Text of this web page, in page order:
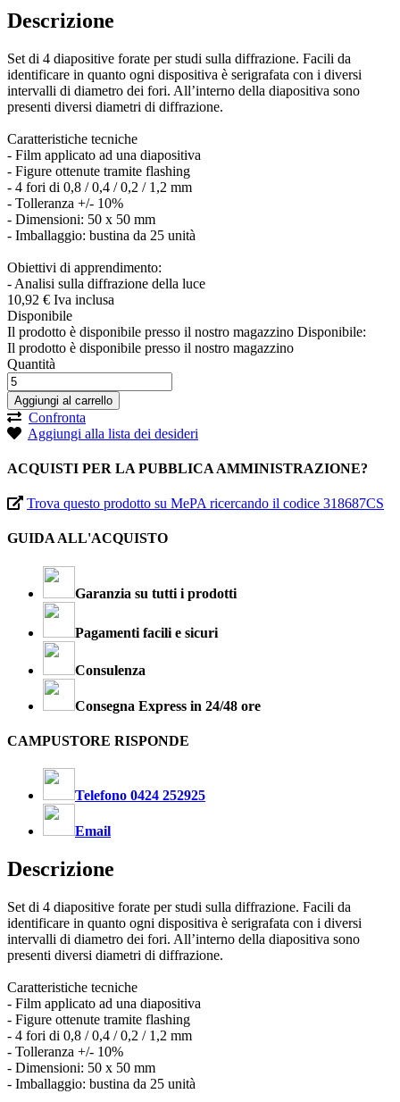
Descrizione
Set di 4 diapositive forate per studi sulla diffrazione. Facili da
identificare in quanto ogni dispositiva è serigrafata con i diversi
intervalli di diametro dei fori. All’interno della diapositiva sono
presenti diversi diametri di diffrazione.
Caratteristiche tecniche
- Film applicato ad una diapositiva
- Figure ottenute tramite flashing
- 4 fori di 0,8 / 0,4 / 0,2 / 1,2 mm
- Tolleranza +/- 10%
- Dimensioni: 50 x 50 mm
- Imballaggio: bustina da 25 unità
Obiettivi di apprendimento:
- Analisi sulla diffrazione della luce
10,92 € Iva inclusa
Disponibile
Il prodotto è disponibile presso il nostro magazzino Disponibile:
Il prodotto è disponibile presso il nostro magazzino
Quantità
Aggiungi al carrello
Confronta
Aggiungi alla lista dei desideri
ACQUISTI PER LA PUBBLICA AMMINISTRAZIONE?
Trova questo prodotto su MePA ricercando il codice 318687CS
GUIDA ALL'ACQUISTO
Garanzia su tutti i prodotti
Pagamenti facili e sicuri
Consulenza
Consegna Express in 24/48 ore
CAMPUSTORE RISPONDE
Telefono 0424 252925
Email
Descrizione
Set di 4 diapositive forate per studi sulla diffrazione. Facili da
identificare in quanto ogni dispositiva è serigrafata con i diversi
intervalli di diametro dei fori. All’interno della diapositiva sono
presenti diversi diametri di diffrazione.
Caratteristiche tecniche
- Film applicato ad una diapositiva
- Figure ottenute tramite flashing
- 4 fori di 0,8 / 0,4 / 0,2 / 1,2 mm
- Tolleranza +/- 10%
- Dimensioni: 50 x 50 mm
- Imballaggio: bustina da 25 unità